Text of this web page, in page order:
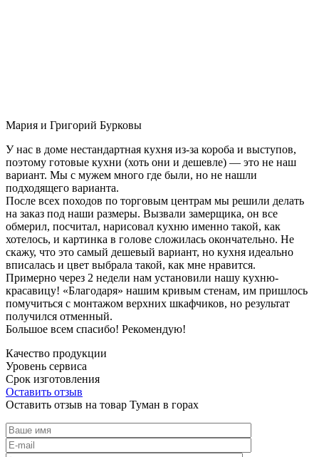
Мария и Григорий Бурковы
У нас в доме нестандартная кухня из-за короба и выступов,
поэтому готовые кухни (хоть они и дешевле) — это не наш
вариант. Мы с мужем много где были, но не нашли
подходящего варианта.
После всех походов по торговым центрам мы решили делать
на заказ под наши размеры. Вызвали замерщика, он все
обмерил, посчитал, нарисовал кухню именно такой, как
хотелось, и картинка в голове сложилась окончательно. Не
скажу, что это самый дешевый вариант, но кухня идеально
вписалась и цвет выбрала такой, как мне нравится.
Примерно через 2 недели нам установили нашу кухню-
красавицу! «Благодаря» нашим кривым стенам, им пришлось
помучиться с монтажом верхних шкафчиков, но результат
получился отменный.
Большое всем спасибо! Рекомендую!
Качество продукции
Уровень сервиса
Срок изготовления
Оставить отзыв
Оставить отзыв на товар Туман в горах